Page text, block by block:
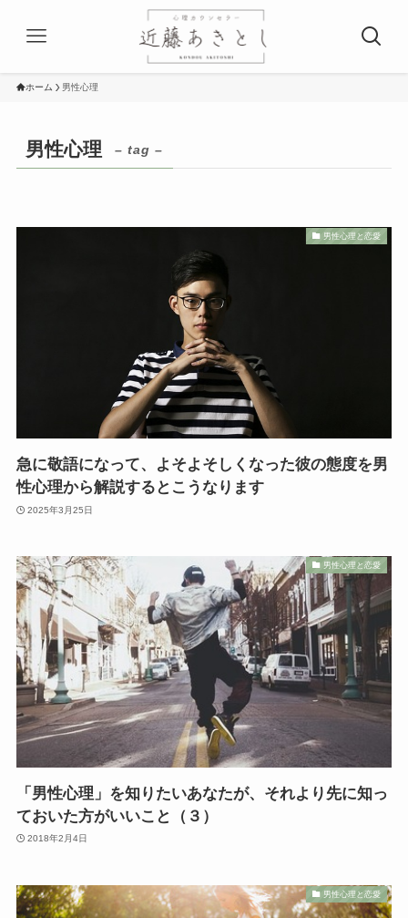
ホーム 男性心理
男性心理 – tag –
男性心理と恋愛
急に敬語になって、よそよそしくなった彼の態度を男
性心理から解説するとこうなります
2025年3月25日
男性心理と恋愛
「男性心理」を知りたいあなたが、それより先に知っ
ておいた方がいいこと（３）
2018年2月4日
男性心理と恋愛